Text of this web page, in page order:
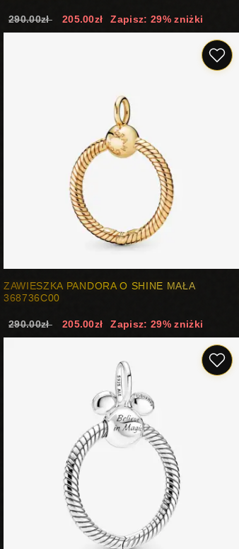
290.00zł 205.00zł Zapisz: 29% zniżki
ZAWIESZKA PANDORA O SHINE MAŁA
368736C00
290.00zł 205.00zł Zapisz: 29% zniżki